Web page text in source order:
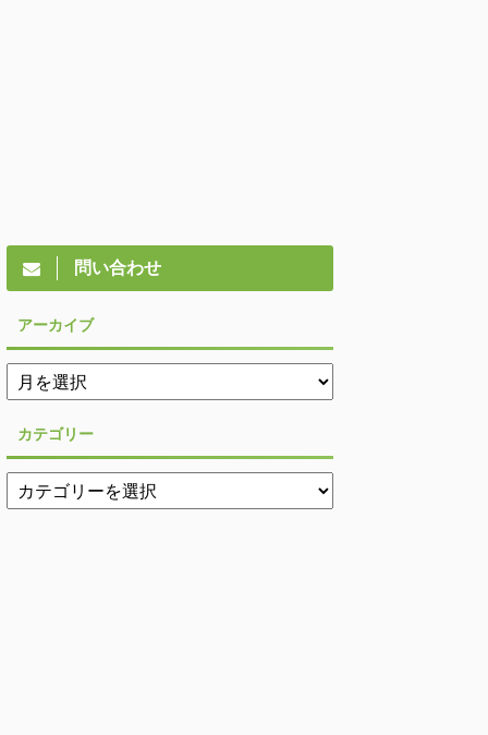
問い合わせ
アーカイブ
カテゴリー